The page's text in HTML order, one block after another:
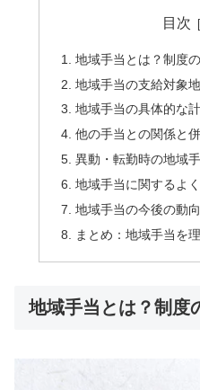
目次
地域手当とは？制度
地域手当の支給対象
地域手当の具体的な
他の手当との関係と
異動・転勤時の地域
地域手当に関するよ
地域手当の今後の動向
まとめ：地域手当を
地域手当とは？制度